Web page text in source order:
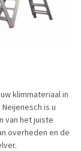
klimmateriaal in
is u
van het juiste
overheden en de